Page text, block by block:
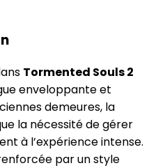
Tormented Souls 2
enveloppante et
demeures, la
la nécessité de gérer
à l’expérience intense.
par un style